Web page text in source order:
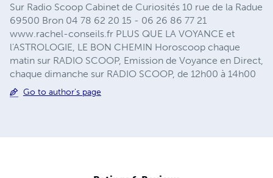
Sur Radio Scoop Cabinet de Curiosités 10 rue de la Radue
69500 Bron 04 78 62 20 15 - 06 26 86 77 21
www.rachel-conseils.fr PLUS QUE LA VOYANCE et
l'ASTROLOGIE, LE BON CHEMIN Horoscoop chaque
matin sur RADIO SCOOP, Emission de Voyance en Direct,
chaque dimanche sur RADIO SCOOP, de 12h00 à 14h00
Go to author's page